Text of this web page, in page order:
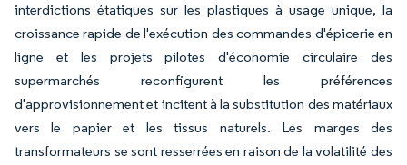
interdictions étatiques sur les plastiques à usage unique, la
croissance rapide de l'exécution des commandes d'épicerie en
ligne et les projets pilotes d'économie circulaire des
supermarchés reconfigurent les préférences
d'approvisionnement et incitent à la substitution des matériaux
vers le papier et les tissus naturels. Les marges des
transformateurs se sont resserrées en raison de la volatilité des